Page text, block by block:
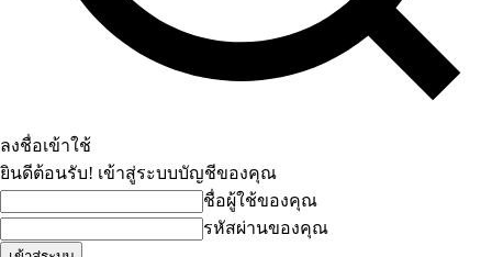
ลงชื่อเข้าใช้
ยินดีต้อนรับ! เข้าสู่ระบบบัญชีของคุณ
ชื่อผู้ใช้ของคุณ
รหัสผ่านของคุณ